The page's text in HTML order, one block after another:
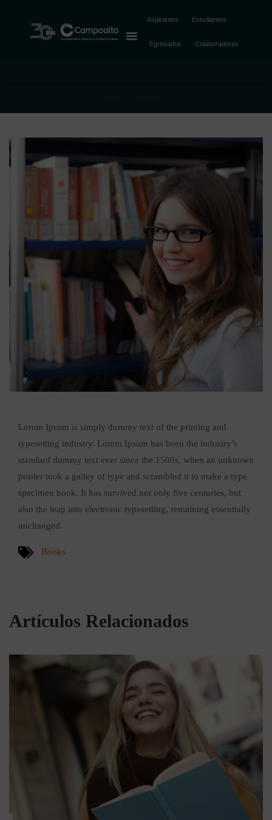
Aspirantes Estudiantes
Egresados Colaboradores
Library
Lorem Ipsum is simply dummy text of the printing and
typesetting industry. Lorem Ipsum has been the industry’s
standard dummy text ever since the 1500s, when an unknown
printer took a galley of type and scrambled it to make a type
specimen book. It has survived not only five centuries, but
also the leap into electronic typesetting, remaining essentially
unchanged.
Books
Artículos Relacionados